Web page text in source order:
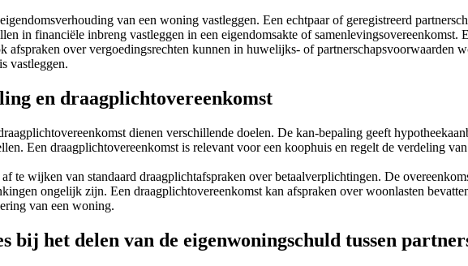
van een woning vastleggen. Een echtpaar of geregistreerd
in financiële inbreng vastleggen in een eigendomsakte of
afspraken over vergoedingsrechten kunnen in huwelijks- of partnerschapsvoorwaarden
vastleggen.
en draagplichtovereenkomst
dienen verschillende doelen. De kan-bepaling geeft
Een draagplichtovereenkomst is relevant voor een koophuis en regelt de verdeling
te wijken van standaard draagplichtafspraken over betaalverplichtingen. De
ongelijk zijn. Een draagplichtovereenkomst kan afspraken over woonlasten
van een woning.
bij het delen van de eigenwoningschuld tussen